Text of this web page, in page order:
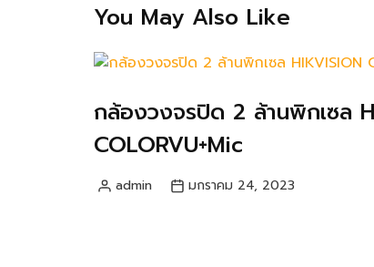
You May Also Like
กล้องวงจรปิด 2 ล้านพิกเซล
COLORVU+Mic
admin มกราคม 24, 2023